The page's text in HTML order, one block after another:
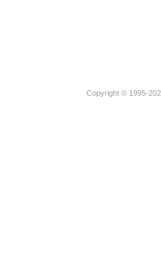
Copyright © 1995-